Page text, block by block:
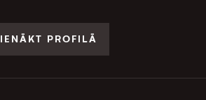
IENĀKT PROFILĀ